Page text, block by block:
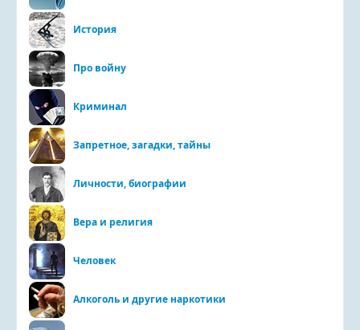
История
Про войну
Криминал
Запретное, загадки, тайны
Личности, биографии
Вера и религия
Человек
Алкоголь и другие наркотики